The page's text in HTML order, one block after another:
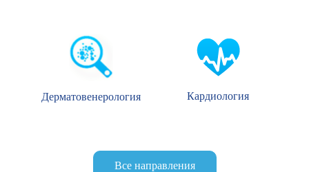
Дерматовенерология Кардиология
Все направления